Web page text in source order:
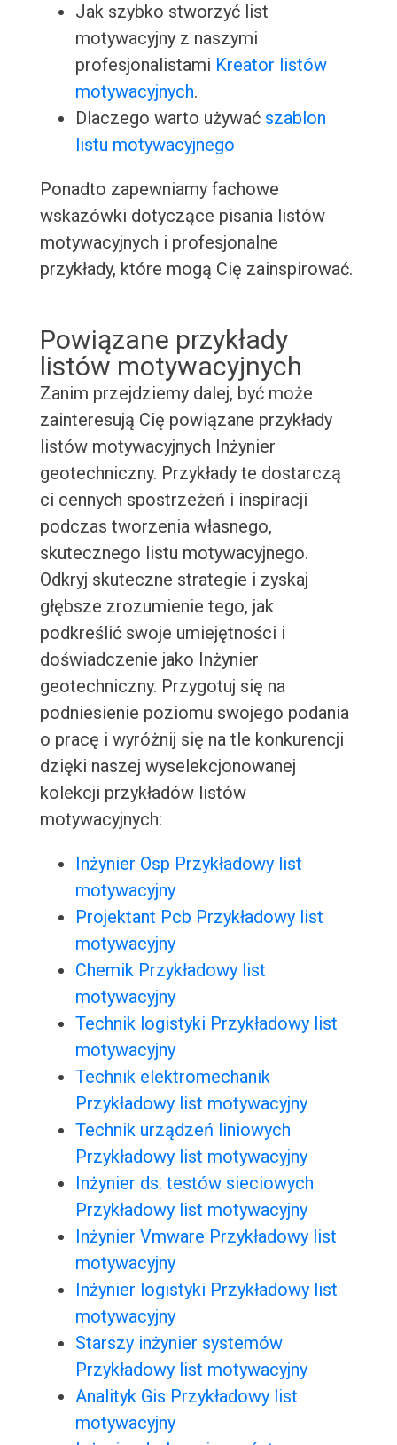
Jak szybko stworzyć list
motywacyjny z naszymi
profesjonalistami Kreator listów
motywacyjnych.
Dlaczego warto używać szablon
listu motywacyjnego
Ponadto zapewniamy fachowe
wskazówki dotyczące pisania listów
motywacyjnych i profesjonalne
przykłady, które mogą Cię zainspirować.
Powiązane przykłady
listów motywacyjnych
Zanim przejdziemy dalej, być może
zainteresują Cię powiązane przykłady
listów motywacyjnych Inżynier
geotechniczny. Przykłady te dostarczą
ci cennych spostrzeżeń i inspiracji
podczas tworzenia własnego,
skutecznego listu motywacyjnego.
Odkryj skuteczne strategie i zyskaj
głębsze zrozumienie tego, jak
podkreślić swoje umiejętności i
doświadczenie jako Inżynier
geotechniczny. Przygotuj się na
podniesienie poziomu swojego podania
o pracę i wyróżnij się na tle konkurencji
dzięki naszej wyselekcjonowanej
kolekcji przykładów listów
motywacyjnych:
Inżynier Osp Przykładowy list
motywacyjny
Projektant Pcb Przykładowy list
motywacyjny
Chemik Przykładowy list
motywacyjny
Technik logistyki Przykładowy list
motywacyjny
Technik elektromechanik
Przykładowy list motywacyjny
Technik urządzeń liniowych
Przykładowy list motywacyjny
Inżynier ds. testów sieciowych
Przykładowy list motywacyjny
Inżynier Vmware Przykładowy list
motywacyjny
Inżynier logistyki Przykładowy list
motywacyjny
Starszy inżynier systemów
Przykładowy list motywacyjny
Analityk Gis Przykładowy list
motywacyjny